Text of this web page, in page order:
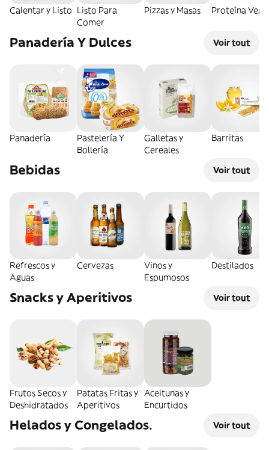
Calentar y Listo Listo Para
Comer
Pizzas y Masas Proteína
Panadería Y Dulces Voir tout
Panadería
Pastelería Y
Bollería
Galletas y
Cereales
Barritas
Bebidas Voir tout
Refrescos y
Aguas
Cervezas
Vinos y
Espumosos
Destilados
Snacks y Aperitivos Voir tout
Frutos Secos y
Deshidratados
Patatas Fritas y
Aperitivos
Aceitunas y
Encurtidos
Helados y Congelados. Voir tout